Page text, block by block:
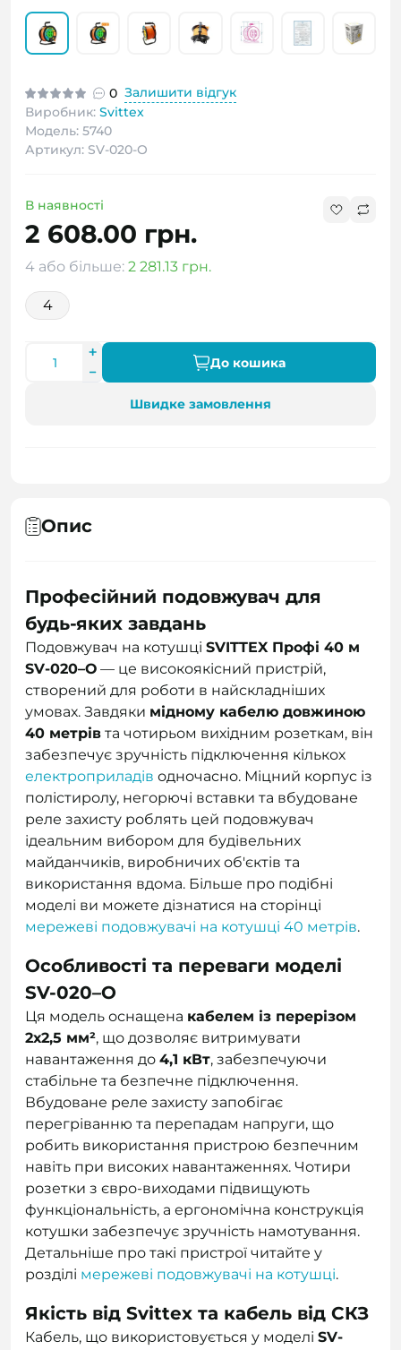
0 Залишити відгук
Виробник: Svittex
Модель: 5740
Артикул: SV-020-O
В наявності
2 608.00 грн.
4 або більше: 2 281.13 грн.
4
До кошика
Швидке замовлення
Опис
Професійний подовжувач для
будь-яких завдань
Подовжувач на котушці SVITTEX Профі 40 м
SV-020–О — це високоякісний пристрій,
створений для роботи в найскладніших
умовах. Завдяки мідному кабелю довжиною
40 метрів та чотирьом вихідним розеткам, він
забезпечує зручність підключення кількох
електроприладів одночасно. Міцний корпус із
полістиролу, негорючі вставки та вбудоване
реле захисту роблять цей подовжувач
ідеальним вибором для будівельних
майданчиків, виробничих об'єктів та
використання вдома. Більше про подібні
моделі ви можете дізнатися на сторінці
мережеві подовжувачі на котушці 40 метрів.
Особливості та переваги моделі
SV-020–О
Ця модель оснащена кабелем із перерізом
2х2,5 мм², що дозволяє витримувати
навантаження до 4,1 кВт, забезпечуючи
стабільне та безпечне підключення.
Вбудоване реле захисту запобігає
перегріванню та перепадам напруги, що
робить використання пристрою безпечним
навіть при високих навантаженнях. Чотири
розетки з євро-виходами підвищують
функціональність, а ергономічна конструкція
котушки забезпечує зручність намотування.
Детальніше про такі пристрої читайте у
розділі мережеві подовжувачі на котушці.
Якість від Svittex та кабель від СКЗ
Кабель, що використовується у моделі SV-